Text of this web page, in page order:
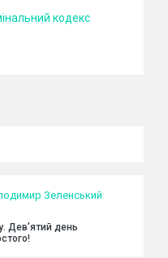
кодекс
Зеленський
Дев’ятий день